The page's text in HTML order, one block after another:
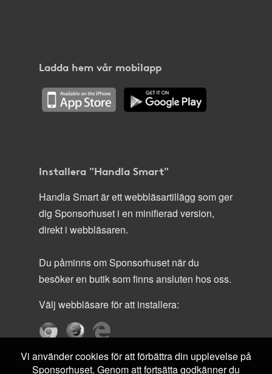
Ladda hem vår mobilapp
Installera "Handla Smart"
Handla Smart är ett webbläsartillägg som ger
dig Sponsorhuset i en minifierad version,
direkt i webbläsaren.
Du påminns om Sponsorhuset när du
besöker en butik som finns ansluten hos oss.
Välj webbläsare för att installera:
Vi använder cookies för att förbättra din upplevelse på
Sponsorhuset. Genom att fortsätta godkänner du